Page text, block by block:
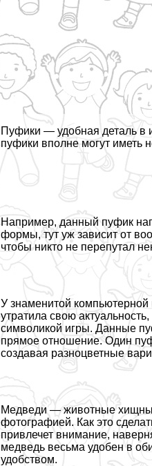
Пуфики — удобная деталь в
пуфики вполне могут иметь
Например, данный пуфик
формы, тут уж зависит от
чтобы никто не перепутал
У знаменитой компьютерной
утратила свою
символикой игры. Данные
прямое отношение. Один
создавая разноцветные
Медведи — животные
фотографией. Как это
привлечет внимание,
медведь весьма удобен в
удобством.